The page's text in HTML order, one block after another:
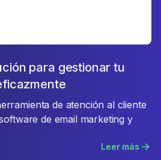
para gestionar tu
de atención al cliente
de email marketing y
Leer más